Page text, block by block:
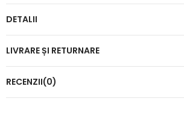
DETALII
LIVRARE ȘI RETURNARE
RECENZII(0)